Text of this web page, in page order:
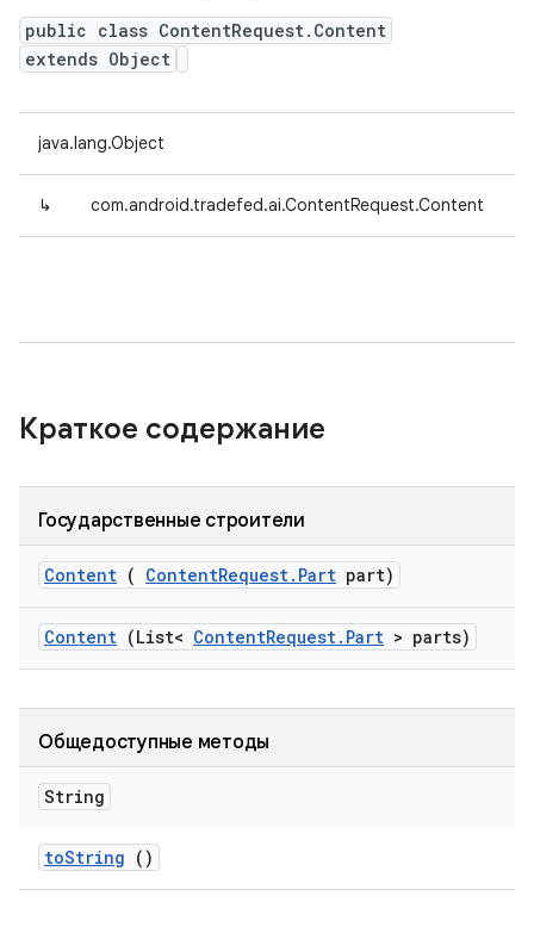
public class ContentRequest.Content
extends Object
java.lang.Object
↳ com.android.tradefed.ai.ContentRequest.Content
Краткое содержание
Государственные строители
Content ( ContentRequest. Part part)
Content (List< ContentRequest. Part > parts)
Общедоступные методы
String
toString ()